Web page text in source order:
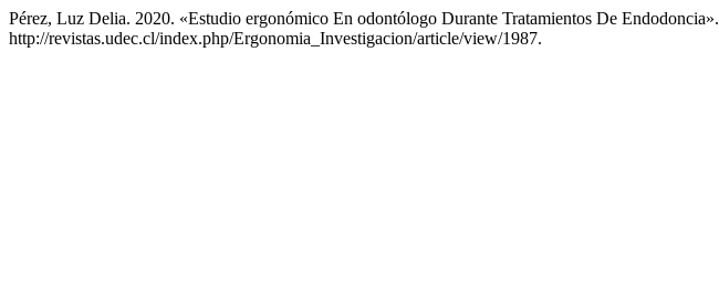
Pérez, Luz Delia. 2020. «Estudio ergonómico En odontólogo Durante Tratamientos De Endodoncia».
http://revistas.udec.cl/index.php/Ergonomia_Investigacion/article/view/1987.